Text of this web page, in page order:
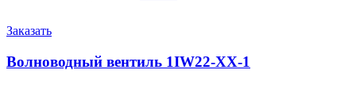
Заказать
Волноводный вентиль 1IW22-XX-1